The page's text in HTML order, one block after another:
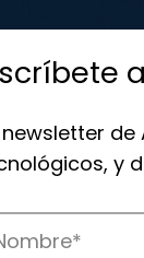
newsletter de
y